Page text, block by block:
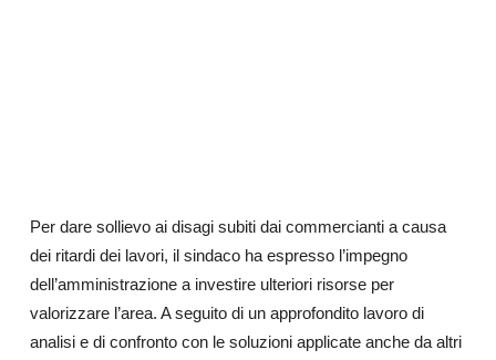
Per dare sollievo ai disagi subiti dai commercianti a causa
dei ritardi dei lavori, il sindaco ha espresso l’impegno
dell’amministrazione a investire ulteriori risorse per
valorizzare l’area. A seguito di un approfondito lavoro di
analisi e di confronto con le soluzioni applicate anche da altri